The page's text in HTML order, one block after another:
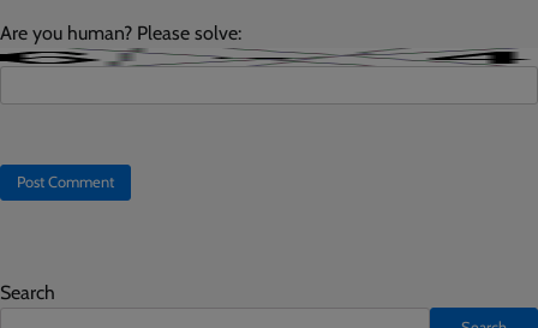
Are you human? Please solve:
Search